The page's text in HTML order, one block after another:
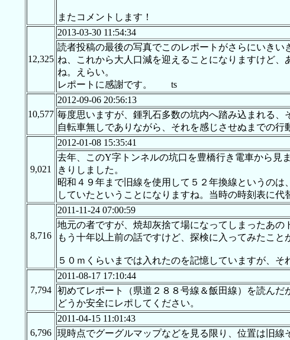
またコメントします！
12,325
2013-03-30 11:54:34
読者投稿の最後の写真でこのレポートがさらにいき
ね、これから大人口減を迎えることになりますけど
ね。えらい。
レポートに感謝です。 ts
10,577
2012-09-06 20:56:13
毎度思いますが、鍾乳石多数の坑内へ踏み込まれる、
自転車無しでありながら、それを感じさせぬまでの行
9,021
2012-01-08 15:35:41
去年、このY字トンネルの坑口を豊橋行き電車から見
きりしました。
昭和４９年まで旧線を使用して５２年換線というの
していたということになりますね。当時の時刻表に
8,716
2011-11-24 07:00:59
地元の者ですが、焼却灰捨て場になってしまったあの
もう十年以上前の話ですけど、探検に入ってみたこと
５０ｍくらいまでは入れたのを記憶していますが、
7,794
2011-08-17 17:10:44
初めてレポート（県道２８８号線＆飯田線）を読んだ
どうか安全にレポしてください。
6,796
2011-04-15 11:01:43
現時点でグーグルマップなどを見る限り、位置は旧